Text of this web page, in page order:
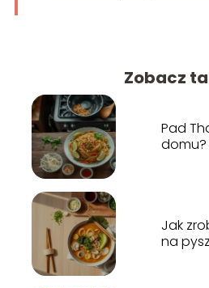
Zobacz
Pad
domu?
Jak
na